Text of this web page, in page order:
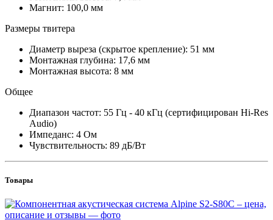
Магнит: 100,0 мм
Размеры твитера
Диаметр выреза (скрытое крепление): 51 мм
Монтажная глубина: 17,6 мм
Монтажная высота: 8 мм
Общее
Диапазон частот: 55 Гц - 40 кГц (сертифицирован Hi-Res
Audio)
Импеданс: 4 Ом
Чувствительность: 89 дБ/Вт
Товары